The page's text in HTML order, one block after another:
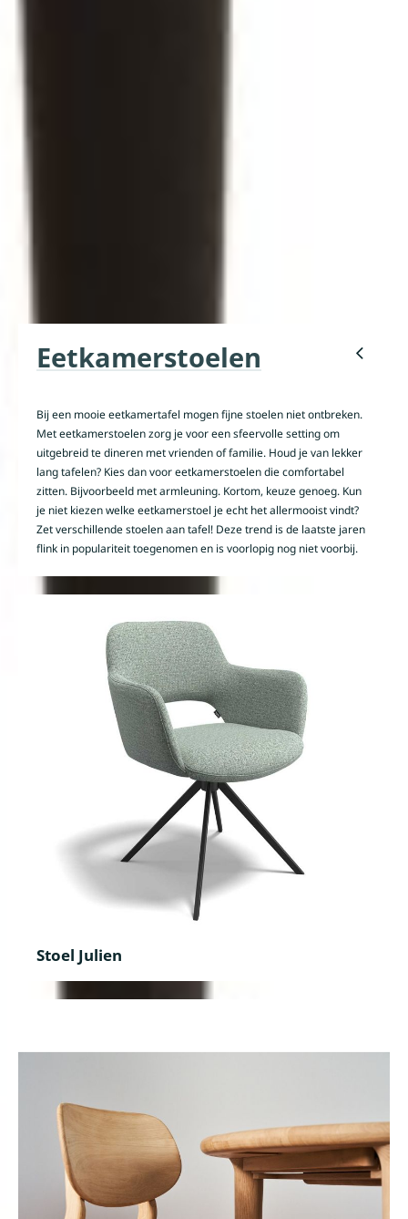
Eetkamerstoelen
Bij een mooie eetkamertafel mogen fijne stoelen niet ontbreken.
Met eetkamerstoelen zorg je voor een sfeervolle setting om
uitgebreid te dineren met vrienden of familie. Houd je van lekker
lang tafelen? Kies dan voor eetkamerstoelen die comfortabel
zitten. Bijvoorbeeld met armleuning. Kortom, keuze genoeg. Kun
je niet kiezen welke eetkamerstoel je echt het allermooist vindt?
Zet verschillende stoelen aan tafel! Deze trend is de laatste jaren
flink in populariteit toegenomen en is voorlopig nog niet voorbij.
Stoel Julien